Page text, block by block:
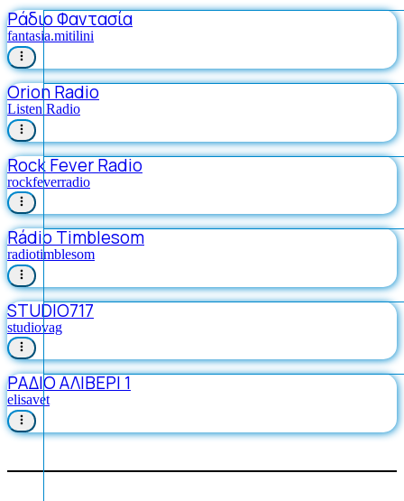
Ράδιο Φαντασία
fantasia.mitilini
Orion Radio
Listen Radio
Rock Fever Radio
rockfeverradio
Rádio Timblesom
radiotimblesom
STUDIO717
studiovag
ΡΑΔΙΟ ΑΛΙΒΕΡΙ 1
elisavet